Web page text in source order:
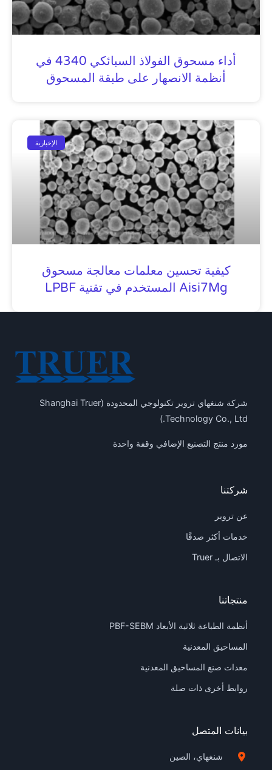
أداء مسحوق الفولاذ السبائكي 4340 في
أنظمة الانصهار على طبقة المسحوق
الإخبارية
كيفية تحسين معلمات معالجة مسحوق
Aisi7Mg المستخدم في تقنية LPBF
شركة شنغهاي تروير تكنولوجي المحدودة (Shanghai Truer
Technology Co., Ltd.)
مورد منتج التصنيع الإضافي وقفة واحدة
شركتنا
عن تروير
خدمات أكثر صدقًا
الاتصال بـ Truer
منتجاتنا
أنظمة الطباعة ثلاثية الأبعاد PBF-SEBM
المساحيق المعدنية
معدات صنع المساحيق المعدنية
روابط أخرى ذات صلة
بيانات المتصل
شنغهاي، الصين